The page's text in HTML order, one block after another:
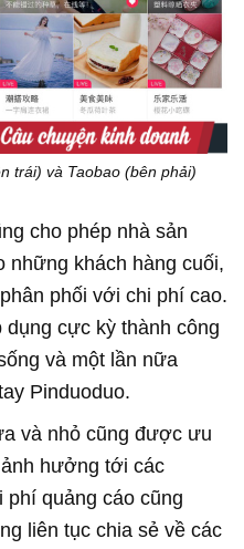
trái) và Taobao (bên phải)
cho phép nhà sản
những khách hàng cuối,
phối với chi phí cao.
cực kỳ thành công
và một lần nữa
Pinduoduo.
và nhỏ cũng được ưu
hưởng tới các
quảng cáo cũng
liên tục chia sẻ về các